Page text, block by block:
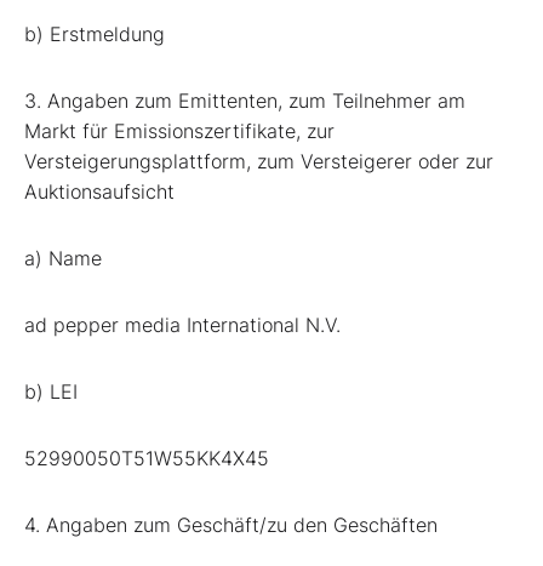
b) Erstmeldung
3. Angaben zum Emittenten, zum Teilnehmer am
Markt für Emissionszertifikate, zur
Versteigerungsplattform, zum Versteigerer oder zur
Auktionsaufsicht
a) Name
ad pepper media International N.V.
b) LEI
52990050T51W55KK4X45
4. Angaben zum Geschäft/zu den Geschäften